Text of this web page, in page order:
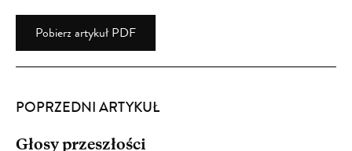
Pobierz artykuł PDF
POPRZEDNI ARTYKUŁ
Głosy przeszłości